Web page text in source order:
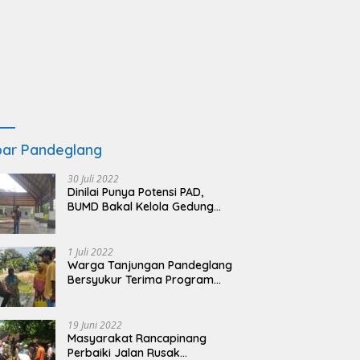
Pandeglang
30 Juli 2022
Dinilai Punya Potensi PAD,
BUMD Bakal Kelola Gedung
1 Juli 2022
Warga Tanjungan Pandeglang
Bersyukur Terima Program
19 Juni 2022
Masyarakat Rancapinang
Perbaiki Jalan Rusak